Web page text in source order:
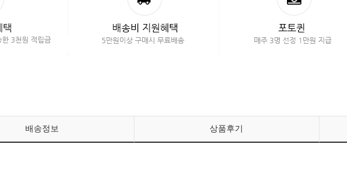
배송정보 상품후기